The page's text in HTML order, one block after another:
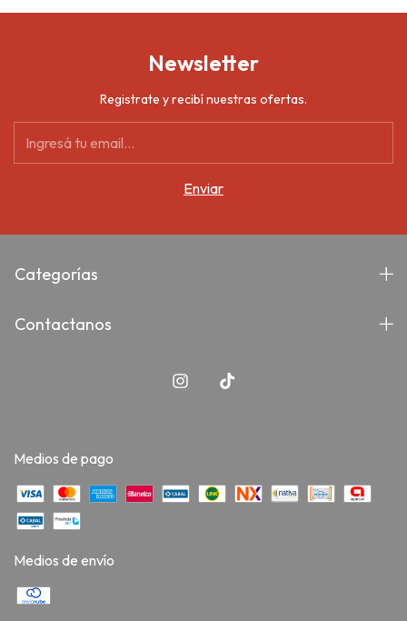
Newsletter
Registrate y recibí nuestras ofertas.
Categorías
Contactanos
Medios de pago
Medios de envío